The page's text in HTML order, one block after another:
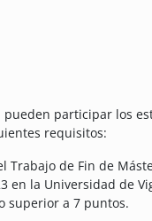
pueden participar los
requisitos:
Trabajo de Fin de
en la Universidad de
superior a 7 puntos.